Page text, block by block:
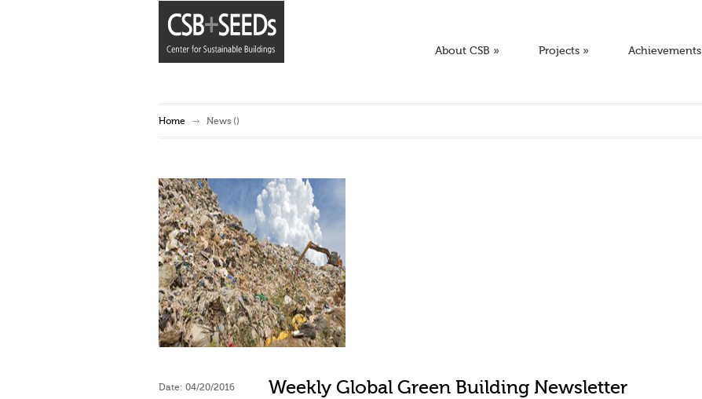
About CSB » Projects » Achievements
Home News ()
Date: 04/20/2016
Weekly Global Green Building Newsletter